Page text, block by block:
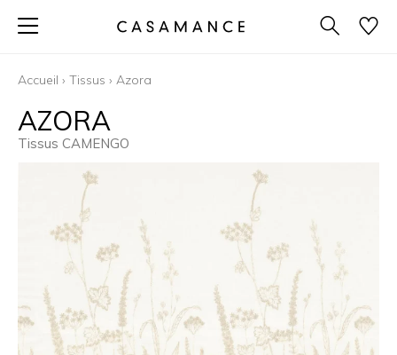
Accueil › Tissus › Azora
AZORA
Tissus CAMENGO